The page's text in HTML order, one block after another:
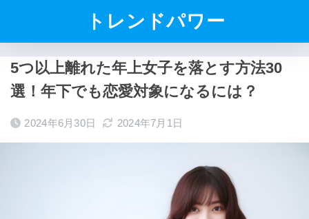
トレンドパワー
5つ以上離れた年上女子を落とす方法30
選！年下でも恋愛対象になるには？
2024年6月30日 2024年7月1日